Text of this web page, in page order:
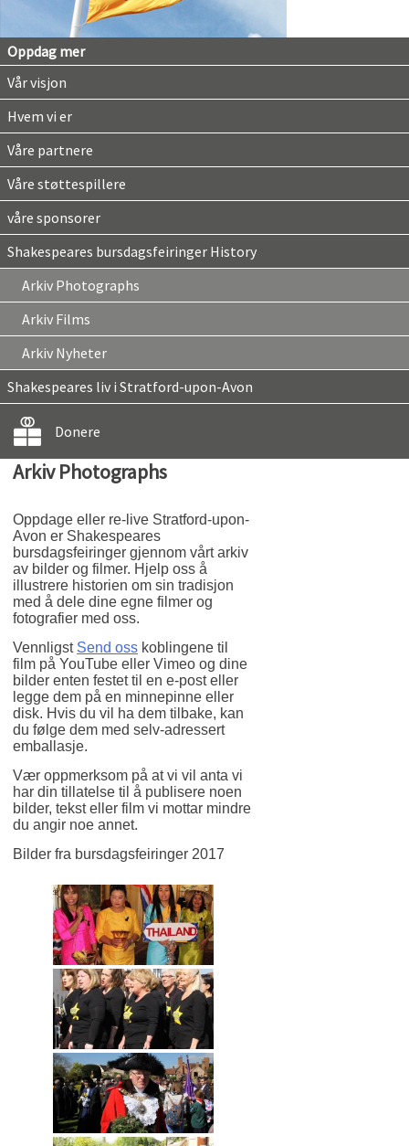
Oppdag mer
Vår visjon
Hvem vi er
Våre partnere
Våre støttespillere
våre sponsorer
Shakespeares bursdagsfeiringer History
Arkiv Photographs
Arkiv Films
Arkiv Nyheter
Shakespeares liv i Stratford-upon-Avon
Donere
Arkiv Photographs
Oppdage eller re-live Stratford-upon-
Avon er Shakespeares
bursdagsfeiringer gjennom vårt arkiv
av bilder og filmer. Hjelp oss å
illustrere historien om sin tradisjon
med å dele dine egne filmer og
fotografier med oss.
Vennligst Send oss koblingene til
film på YouTube eller Vimeo og dine
bilder enten festet til en e-post eller
legge dem på en minnepinne eller
disk. Hvis du vil ha dem tilbake, kan
du følge dem med selv-adressert
emballasje.
Vær oppmerksom på at vi vil anta vi
har din tillatelse til å publisere noen
bilder, tekst eller film vi mottar mindre
du angir noe annet.
Bilder fra bursdagsfeiringer 2017